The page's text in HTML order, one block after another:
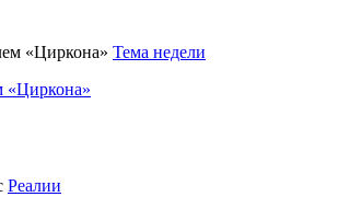
Тема недели
«Циркона»
Реалии